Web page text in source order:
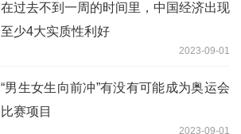
在过去不到一周的时间里，中国经济出现
至少4大实质性利好
2023-09-01
“男生女生向前冲”有没有可能成为奥运会
比赛项目
2023-09-01